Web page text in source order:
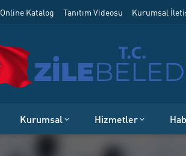
Online Katalog Tanıtım Videosu Kurumsal
Kurumsal Hizmetler